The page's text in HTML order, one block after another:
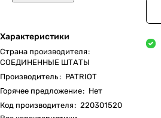
Характеристики
Страна производителя:
СОЕДИНЕННЫЕ ШТАТЫ
Производитель: PATRIOT
Горячее предложение: Нет
Код производителя: 220301520